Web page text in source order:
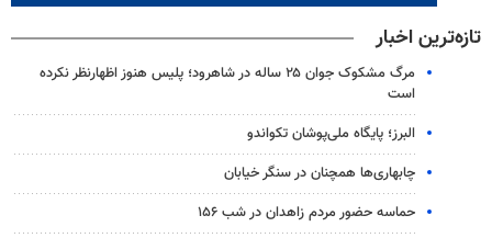
تازه‌ترین اخبار
مرگ مشکوک جوان ۲۵ ساله در شاهرود؛ پلیس هنوز اظهارنظر نکرده
است
البرز؛ پایگاه ملی‌پوشان تکواندو
چابهاری‌ها همچنان در سنگر خیابان
حماسه حضور مردم زاهدان در شب ۱۵۶